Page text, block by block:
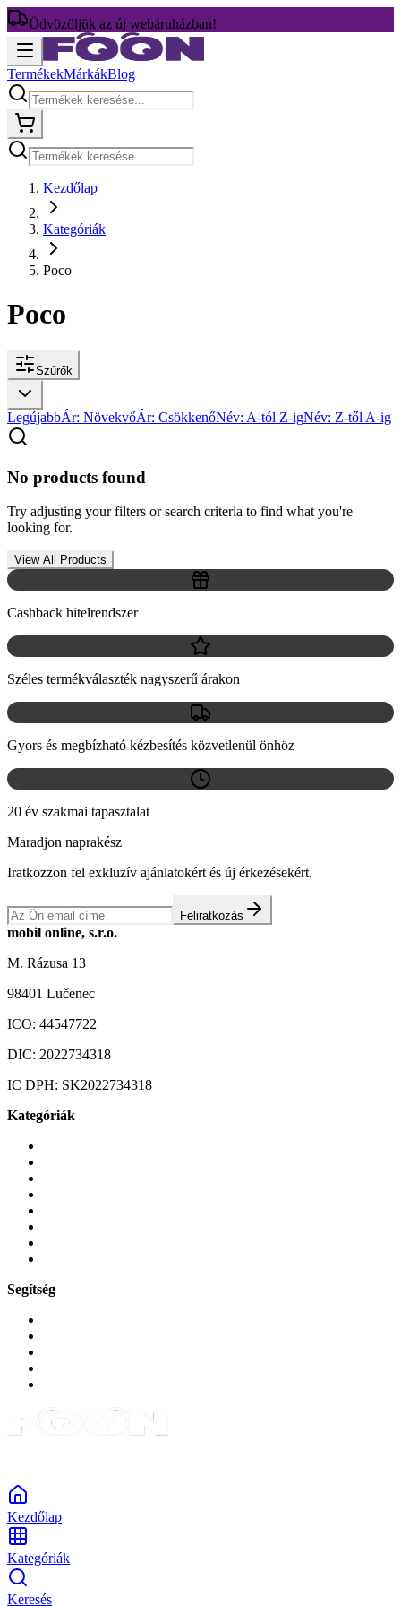
Üdvözöljük az új webáruházban!
TermékekMárkákBlog
Kezdőlap
Kategóriák
Poco
Poco
Szűrők
LegújabbÁr: NövekvőÁr: CsökkenőNév: A-tól Z-igNév: Z-től A-ig
No products found
Try adjusting your filters or search criteria to find what you're
looking for.
View All Products
Cashback hitelrendszer
Széles termékválaszték nagyszerű árakon
Gyors és megbízható kézbesítés közvetlenül önhöz
20 év szakmai tapasztalat
Maradjon naprakész
Iratkozzon fel exkluzív ajánlatokért és új érkezésekért.
Feliratkozás
mobil online, s.r.o.
M. Rázusa 13
98401 Lučenec
ICO: 44547722
DIC: 2022734318
IC DPH: SK2022734318
Kategóriák
Segítség
Kezdőlap
Kategóriák
Keresés